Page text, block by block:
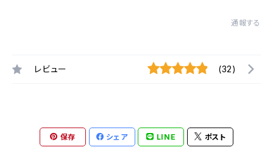
通報する
レビュー (32)
保存 シェア LINE ポスト